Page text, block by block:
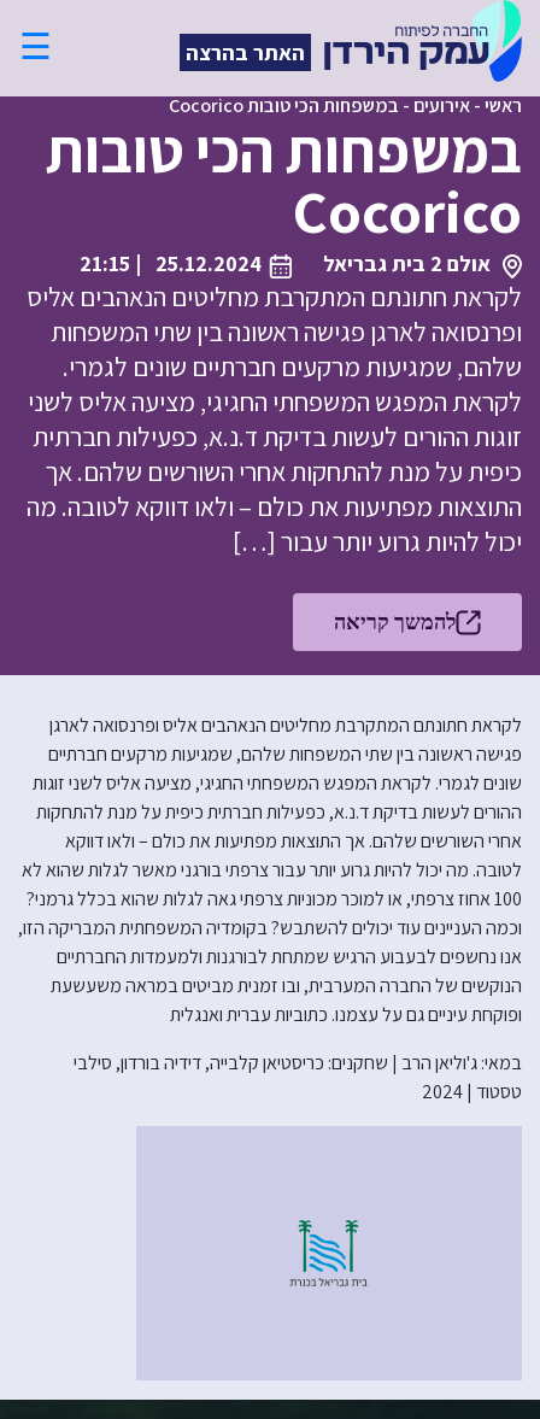
האתר בהרצה ☰
ראשי-אירועים - במשפחות הכי טובות Cocorico
במשפחות הכי טובות
Cocorico
אולם 2 בית גבריאל 25.12.2024
| 21:15
לקראת חתונתם המתקרבת מחליטים הנאהבים אליס
ופרנסואה לארגן פגישה ראשונה בין שתי המשפחות
שלהם, שמגיעות מרקעים חברתיים שונים לגמרי.
לקראת המפגש המשפחתי החגיגי, מציעה אליס לשני
זוגות ההורים לעשות בדיקת ד.נ.א, כפעילות חברתית
כיפית על מנת להתחקות אחרי השורשים שלהם. אך
התוצאות מפתיעות את כולם – ולאו דווקא לטובה. מה
יכול להיות גרוע יותר עבור […]
להמשך קריאה
לקראת חתונתם המתקרבת מחליטים הנאהבים אליס ופרנסואה לארגן
פגישה ראשונה בין שתי המשפחות שלהם, שמגיעות מרקעים חברתיים
שונים לגמרי. לקראת המפגש המשפחתי החגיגי, מציעה אליס לשני זוגות
ההורים לעשות בדיקת ד.נ.א, כפעילות חברתית כיפית על מנת להתחקות
אחרי השורשים שלהם. אך התוצאות מפתיעות את כולם – ולאו דווקא
לטובה. מה יכול להיות גרוע יותר עבור צרפתי בורגני מאשר לגלות שהוא לא
100 אחוז צרפתי, או למוכר מכוניות צרפתי גאה לגלות שהוא בכלל גרמני?
וכמה העניינים עוד יכולים להשתבש? בקומדיה המשפחתית המבריקה הזו,
אנו נחשפים לבעבוע הרגיש שמתחת לבורגנות ולמעמדות החברתיים
הנוקשים של החברה המערבית, ובו זמנית מביטים במראה משעשעת
ופוקחת עיניים גם על עצמנו. כתוביות עברית ואנגלית
במאי: ג'וליאן הרב | שחקנים: כריסטיאן קלבייה, דידיה בורדון, סילבי
טסטוד | 2024